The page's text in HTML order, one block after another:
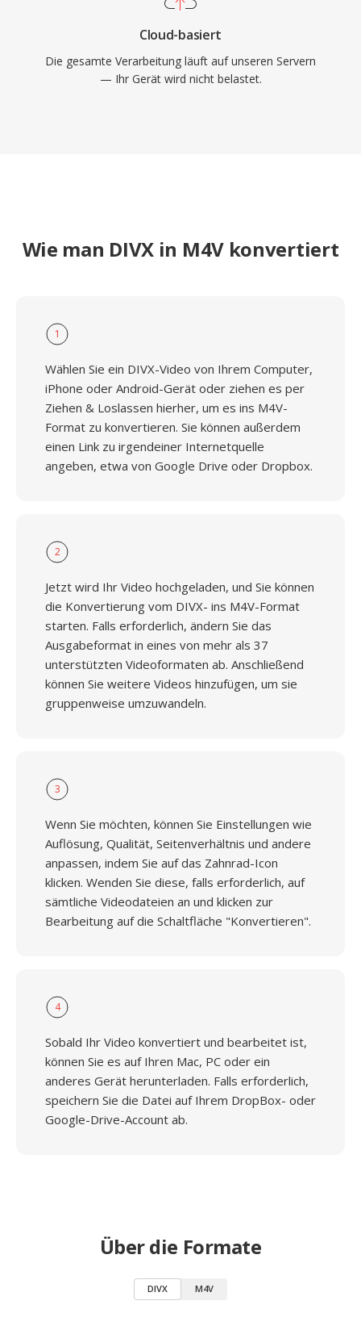
Cloud-basiert
Die gesamte Verarbeitung läuft auf unseren Servern
— Ihr Gerät wird nicht belastet.
Wie man DIVX in M4V konvertiert
1
Wählen Sie ein DIVX-Video von Ihrem Computer,
iPhone oder Android-Gerät oder ziehen es per
Ziehen & Loslassen hierher, um es ins M4V-
Format zu konvertieren. Sie können außerdem
einen Link zu irgendeiner Internetquelle
angeben, etwa von Google Drive oder Dropbox.
2
Jetzt wird Ihr Video hochgeladen, und Sie können
die Konvertierung vom DIVX- ins M4V-Format
starten. Falls erforderlich, ändern Sie das
Ausgabeformat in eines von mehr als 37
unterstützten Videoformaten ab. Anschließend
können Sie weitere Videos hinzufügen, um sie
gruppenweise umzuwandeln.
3
Wenn Sie möchten, können Sie Einstellungen wie
Auflösung, Qualität, Seitenverhältnis und andere
anpassen, indem Sie auf das Zahnrad-Icon
klicken. Wenden Sie diese, falls erforderlich, auf
sämtliche Videodateien an und klicken zur
Bearbeitung auf die Schaltfläche "Konvertieren".
4
Sobald Ihr Video konvertiert und bearbeitet ist,
können Sie es auf Ihren Mac, PC oder ein
anderes Gerät herunterladen. Falls erforderlich,
speichern Sie die Datei auf Ihrem DropBox- oder
Google-Drive-Account ab.
Über die Formate
DIVX M4V